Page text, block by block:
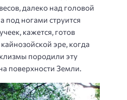
далеко над головой
под ногами струится
кажется, готов
эре, когда
породили эту
поверхности Земли.